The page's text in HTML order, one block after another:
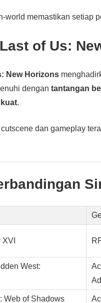
world memastikan setiap
of Us:
New Horizons
dengantantangan
.
dan gameplay
West:
Web of Shadows